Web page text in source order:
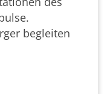
begleiten